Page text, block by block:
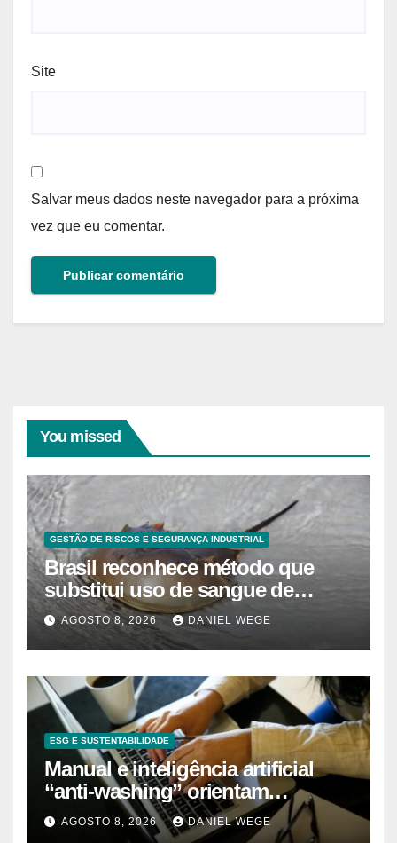
Site
Salvar meus dados neste navegador para a próxima
vez que eu comentar.
You missed
GESTÃO DE RISCOS E SEGURANÇA INDUSTRIAL
Brasil reconhece método que
substitui uso de sangue de
caranguejo-ferradura em testes
farmacêuticos
AGOSTO 8, 2026 DANIEL WEGE
ESG E SUSTENTABILIDADE
Manual e inteligência artificial
“anti-washing” orientam
empresas
AGOSTO 8, 2026 DANIEL WEGE